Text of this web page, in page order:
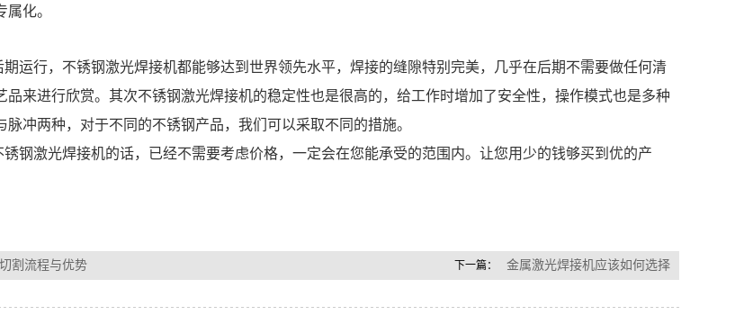
化。
行，不锈钢激光焊接机都能够达到世界领先水平，焊接的缝隙特别完美，几乎在后期不需要做任何清
品来进行欣赏。其次不锈钢激光焊接机的稳定性也是很高的，给工作时增加了安全性，操作模式也是多种
脉冲两种，对于不同的不锈钢产品，我们可以采取不同的措施。
激光焊接机的话，已经不需要考虑价格，一定会在您能承受的范围内。让您用少的钱够买到优的产
割流程与优势 下一篇： 金属激光焊接机应该如何选择